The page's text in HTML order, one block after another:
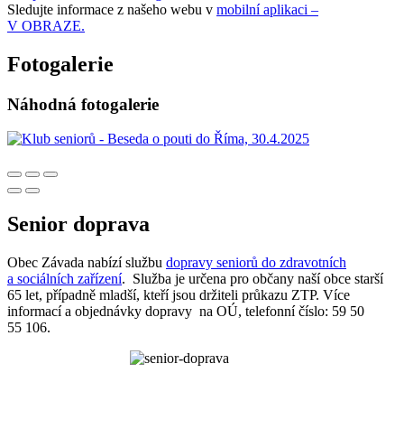
Sledujte informace z našeho webu v mobilní aplikaci –
V OBRAZE.
Fotogalerie
Náhodná fotogalerie
Senior doprava
Obec Závada nabízí službu dopravy seniorů do zdravotních
a sociálních zařízení. Služba je určena pro občany naší obce starší
65 let, případně mladší, kteří jsou držiteli průkazu ZTP. Více
informací a objednávky dopravy na OÚ, telefonní číslo: 59 50
55 106.